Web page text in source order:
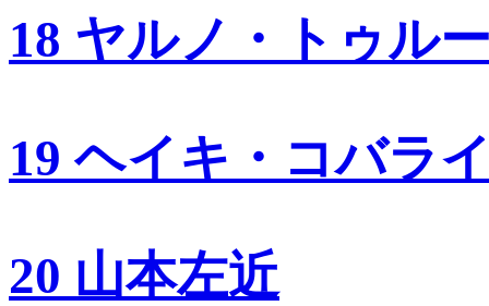
18 ヤルノ・トゥル
19 ヘイキ・コバラ
20 山本左近